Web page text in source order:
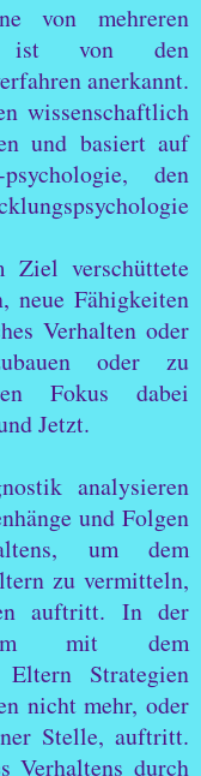
von mehreren
ist von den
anerkannt.
wissenschaftlich
undbasiert auf
den
Ziel verschüttete
neue Fähigkeiten
Verhalten oder
oder zu
Fokus dabei
Jetzt.
analysieren
und Folgen
um dem
zu vermitteln,
auftritt. In der
mit dem
Strategien
nicht mehr, oder
Stelle, auftritt.
Verhaltens durch